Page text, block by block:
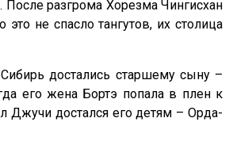
разгрома Хорезма Чингисхан
не спасло тангутов, их столица
достались старшему сыну –
его жена Бортэ попала в плен к
Джучи достался его детям – Орда-